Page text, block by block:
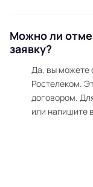
Можно ли
заявку?
Да, вы можете
Ростелеком.
договором.
или напишите